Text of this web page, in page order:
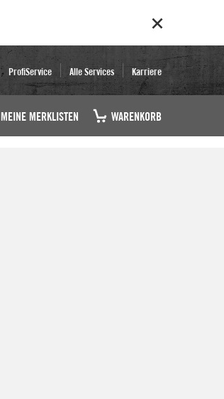
ProfiService Alle Services Karriere
MEINE MERKLISTEN WARENKORB